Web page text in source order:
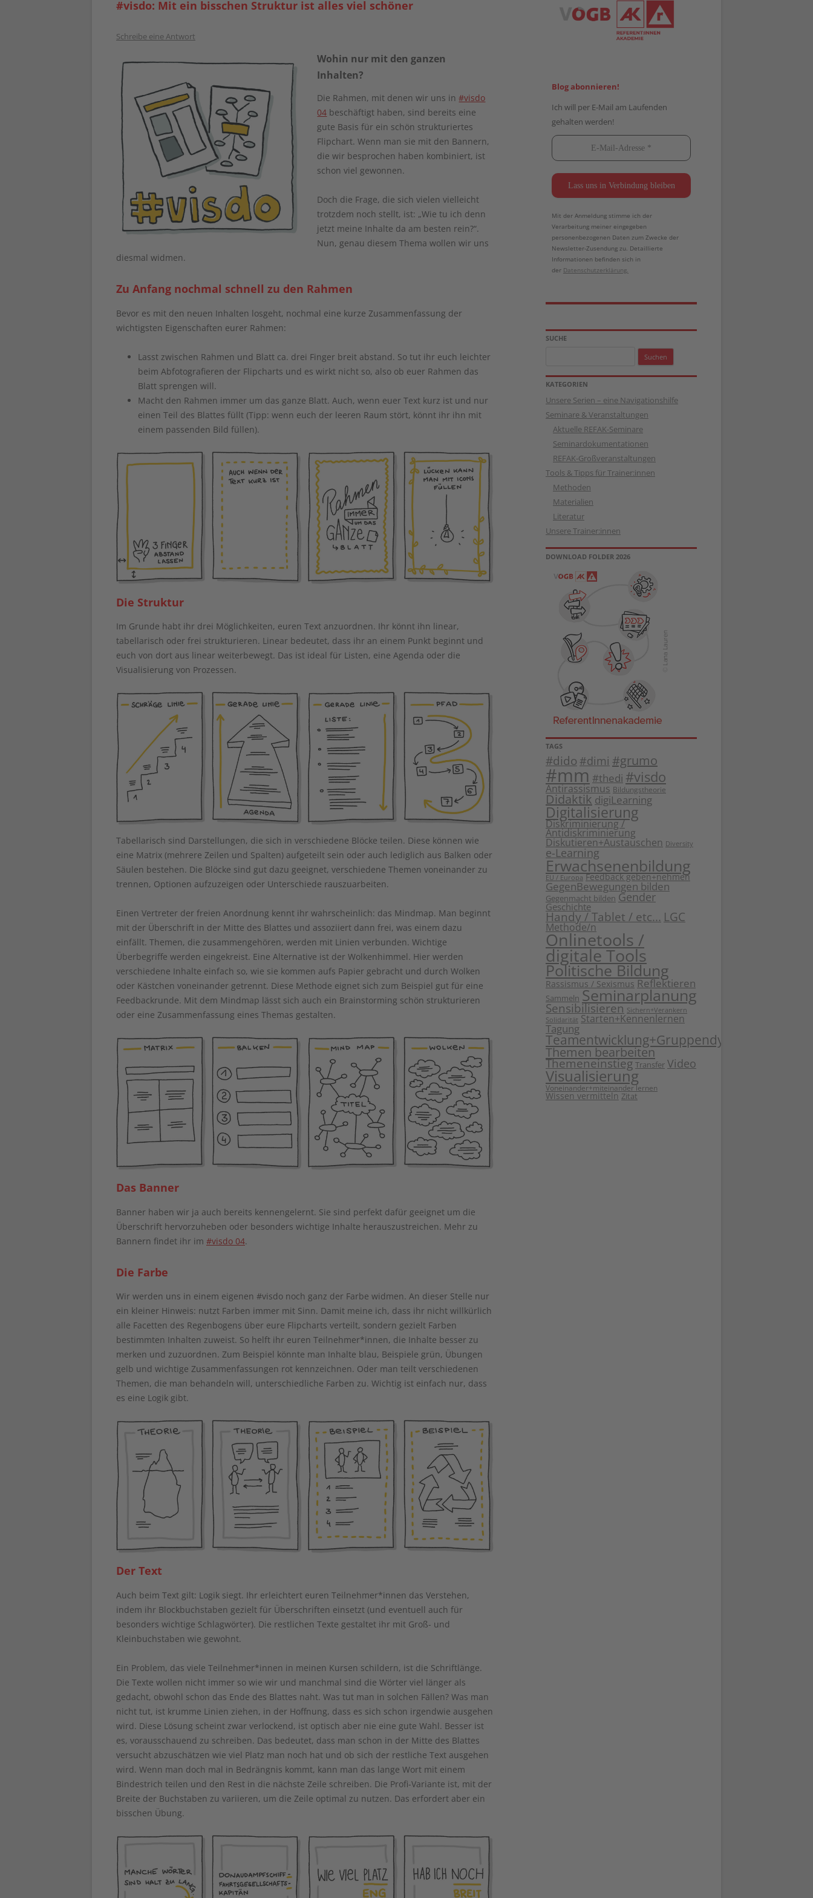
#visdo: Mit ein bisschen Struktur ist alles viel schöner
Schreibe eine Antwort
Wohin nur mit den ganzen
Inhalten?
Die Rahmen, mit denen wir uns in#visdo
04 beschäftigt haben, sind bereits eine
gute Basis für ein schön strukturiertes
Flipchart. Wenn man sie mit den Bannern,
die wir besprochen haben kombiniert, ist
schon viel gewonnen.
Doch die Frage, die sich vielen vielleicht
trotzdem noch stellt, ist: „Wie tu ich denn
jetzt meine Inhalte da am besten rein?“.
Nun, genau diesem Thema wollen wir uns
diesmal widmen.
Zu Anfang nochmal schnell zu den Rahmen
Bevor es mit den neuen Inhalten losgeht, nochmal eine kurze Zusammenfassung der
wichtigsten Eigenschaften eurer Rahmen:
Lasst zwischen Rahmen und Blatt ca. drei Finger breit abstand. So tut ihr euch leichter
beim Abfotografieren der Flipcharts und es wirkt nicht so, also ob euer Rahmen das
Blatt sprengen will.
Macht den Rahmen immer um das ganze Blatt. Auch, wenn euer Text kurz ist und nur
einen Teil des Blattes füllt (Tipp: wenn euch der leeren Raum stört, könnt ihr ihn mit
einem passenden Bild füllen).
Die Struktur
Im Grunde habt ihr drei Möglichkeiten, euren Text anzuordnen. Ihr könnt ihn linear,
tabellarisch oder frei strukturieren. Linear bedeutet, dass ihr an einem Punkt beginnt und
euch von dort aus linear weiterbewegt. Das ist ideal für Listen, eine Agenda oder die
Visualisierung von Prozessen.
Tabellarisch sind Darstellungen, die sich in verschiedene Blöcke teilen. Diese können wie
eine Matrix (mehrere Zeilen und Spalten) aufgeteilt sein oder auch lediglich aus Balken oder
Säulen bestehen. Die Blöcke sind gut dazu geeignet, verschiedene Themen voneinander zu
trennen, Optionen aufzuzeigen oder Unterschiede rauszuarbeiten.
Einen Vertreter der freien Anordnung kennt ihr wahrscheinlich: das Mindmap. Man beginnt
mit der Überschrift in der Mitte des Blattes und assoziiert dann frei, was einem dazu
einfällt. Themen, die zusammengehören, werden mit Linien verbunden. Wichtige
Überbegriffe werden eingekreist. Eine Alternative ist der Wolkenhimmel. Hier werden
verschiedene Inhalte einfach so, wie sie kommen aufs Papier gebracht und durch Wolken
oder Kästchen voneinander getrennt. Diese Methode eignet sich zum Beispiel gut für eine
Feedbackrunde. Mit dem Mindmap lässt sich auch ein Brainstorming schön strukturieren
oder eine Zusammenfassung eines Themas gestalten.
Das Banner
Banner haben wir ja auch bereits kennengelernt. Sie sind perfekt dafür geeignet um die
Überschrift hervorzuheben oder besonders wichtige Inhalte herauszustreichen. Mehr zu
Bannern findet ihr im #visdo 04.
Die Farbe
Wir werden uns in einem eigenen #visdo noch ganz der Farbe widmen. An dieser Stelle nur
ein kleiner Hinweis: nutzt Farben immer mit Sinn. Damit meine ich, dass ihr nicht willkürlich
alle Facetten des Regenbogens über eure Flipcharts verteilt, sondern gezielt Farben
bestimmten Inhalten zuweist. So helft ihr euren Teilnehmer*innen, die Inhalte besser zu
merken und zuzuordnen. Zum Beispiel könnte man Inhalte blau, Beispiele grün, Übungen
gelb und wichtige Zusammenfassungen rot kennzeichnen. Oder man teilt verschiedenen
Themen, die man behandeln will, unterschiedliche Farben zu. Wichtig ist einfach nur, dass
es eine Logik gibt.
Der Text
Auch beim Text gilt: Logik siegt. Ihr erleichtert euren Teilnehmer*innen das Verstehen,
indem ihr Blockbuchstaben gezielt für Überschriften einsetzt (und eventuell auch für
besonders wichtige Schlagwörter). Die restlichen Texte gestaltet ihr mit Groß- und
Kleinbuchstaben wie gewohnt.
Ein Problem, das viele Teilnehmer*innen in meinen Kursen schildern, ist die Schriftlänge.
Die Texte wollen nicht immer so wie wir und manchmal sind die Wörter viel länger als
gedacht, obwohl schon das Ende des Blattes naht. Was tut man in solchen Fällen? Was man
nicht tut, ist krumme Linien ziehen, in der Hoffnung, dass es sich schon irgendwie ausgehen
wird. Diese Lösung scheint zwar verlockend, ist optisch aber nie eine gute Wahl. Besser ist
es, vorausschauend zu schreiben. Das bedeutet, dass man schon in der Mitte des Blattes
versucht abzuschätzen wie viel Platz man noch hat und ob sich der restliche Text ausgehen
wird. Wenn man doch mal in Bedrängnis kommt, kann man das lange Wort mit einem
Bindestrich teilen und den Rest in die nächste Zeile schreiben. Die Profi-Variante ist, mit der
Breite der Buchstaben zu variieren, um die Zeile optimal zu nutzen. Das erfordert aber ein
bisschen Übung.
Blog abonnieren!
Ich will per E-Mail am Laufenden
gehalten werden!
Mit der Anmeldung stimme ich der
Verarbeitung meiner eingegeben
personenbezogenen Daten zum Zwecke der
Newsletter-Zusendung zu. Detaillierte
Informationen befinden sich in
der Datenschutzerklärung.
SUCHE
KATEGORIEN
Unsere Serien – eine Navigationshilfe
Seminare & Veranstaltungen
Aktuelle REFAK-Seminare
Seminardokumentationen
REFAK-Großveranstaltungen
Tools & Tipps für Trainer:innen
Methoden
Materialien
Literatur
Unsere Trainer:innen
DOWNLOAD FOLDER 2026
TAGS
#dido #dimi #grumo
#mm #thedi #visdo
Antirassismus Bildungstheorie
Didaktik digiLearning
Digitalisierung
Diskriminierung /
Antidiskriminierung
Diskutieren+Austauschen Diversity
e-Learning
Erwachsenenbildung
EU / Europa Feedback geben+nehmen
GegenBewegungen bilden
Gegenmacht bilden Gender
Geschichte
Handy / Tablet / etc... LGC
Methode/n
Onlinetools /
digitale Tools
Politische Bildung
Rassismus / Sexismus Reflektieren
Sammeln Seminarplanung
Sensibilisieren Sichern+Verankern
Solidarität Starten+Kennenlernen
Tagung
Teamentwicklung+Gruppendynamik
Themen bearbeiten
Themeneinstieg Transfer Video
Visualisierung
Voneinander+miteinander lernen
Wissen vermitteln Zitat